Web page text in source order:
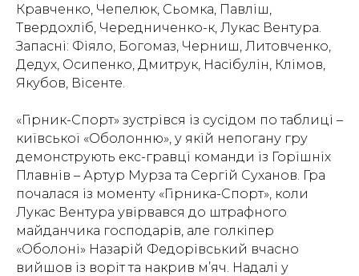
Кравченко, Чепелюк, Сьомка, Павліш,
Твердохліб, Чередниченко-к, Лукас Вентура.
Запасні: Фіяло, Богомаз, Черниш, Литовченко,
Дедух, Осипенко, Дмитрук, Насібулін, Клімов,
Якубов, Вісенте.
«Гірник-Спорт» зустрівся із сусідом по таблиці –
київської «Оболонню», у якій непогану гру
демонструють екс-гравці команди із Горішніх
Плавнів – Артур Мурза та Сергій Суханов. Гра
почалася із моменту «Гірника-Спорт», коли
Лукас Вентура увірвався до штрафного
майданчика господарів, але голкіпер
«Оболоні» Назарій Федорівський вчасно
вийшов із воріт та накрив м’яч. Надалі у